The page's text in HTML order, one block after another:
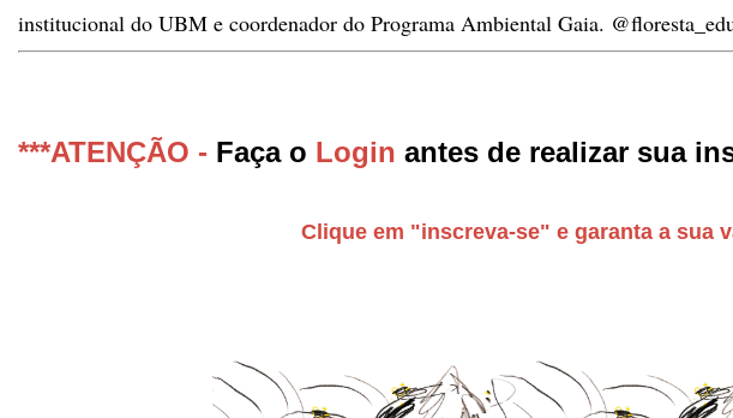
institucional do UBM e coordenador do Programa Ambiental Gaia.
***ATENÇÃO - Faça o Login antes de realizar sua
Clique em "inscreva-se" e garanta a sua